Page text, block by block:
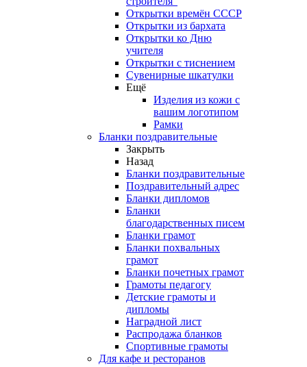
Открытки времён СССР
Открытки из бархата
Открытки ко Дню
учителя
Открытки с тиснением
Сувенирные шкатулки
Ещё
Изделия из кожи с
вашим логотипом
Рамки
Бланки поздравительные
Закрыть
Назад
Бланки поздравительные
Поздравительный адрес
Бланки дипломов
Бланки
благодарственных писем
Бланки грамот
Бланки похвальных
грамот
Бланки почетных грамот
Грамоты педагогу
Детские грамоты и
дипломы
Наградной лист
Распродажа бланков
Спортивные грамоты
Для кафе и ресторанов